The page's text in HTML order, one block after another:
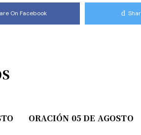
On Facebook
ORACIÓN 05 DE AGOSTO